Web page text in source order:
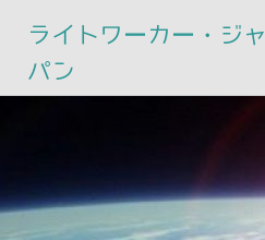
ライトワーカー・ジャ
パン